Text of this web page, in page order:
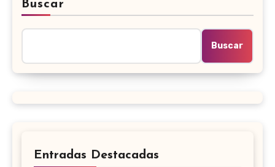
Buscar
Buscar
Entradas Destacadas